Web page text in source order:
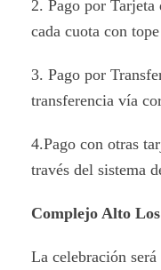
2. Pago por
cada cuota con
3. Pago por
transferencia vía
4.Pago con otras
través del sistema
Complejo Alto
La celebración